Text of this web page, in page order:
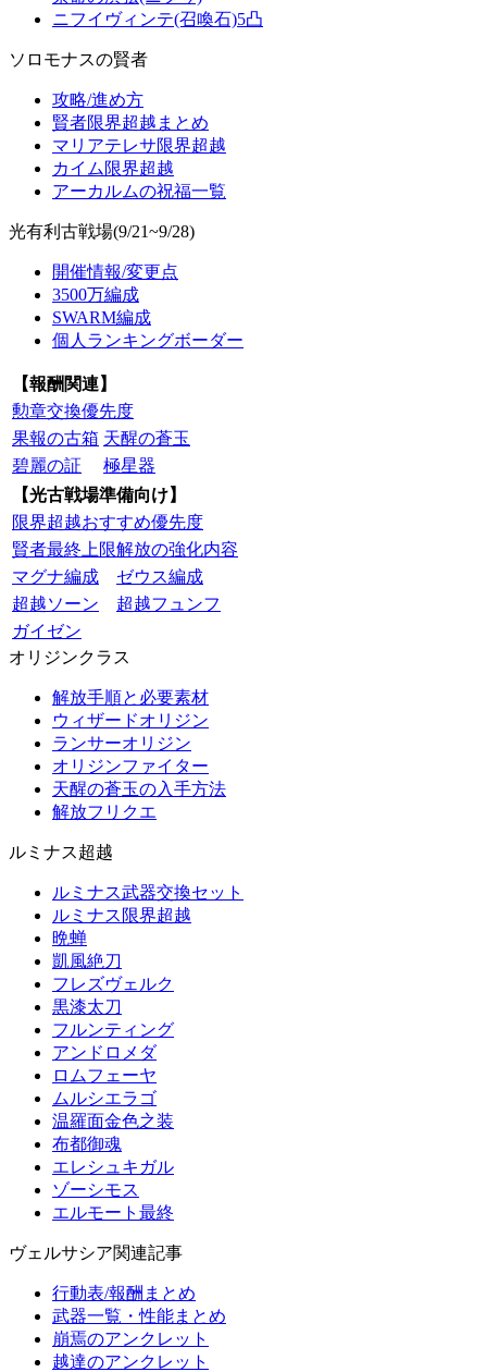
ニフイヴィンテ(召喚石)5凸
ソロモナスの賢者
攻略/進め方
賢者限界超越まとめ
マリアテレサ限界超越
カイム限界超越
アーカルムの祝福一覧
光有利古戦場(9/21~9/28)
開催情報/変更点
3500万編成
SWARM編成
個人ランキングボーダー
【報酬関連】
勲章交換優先度
果報の古箱 天醒の蒼玉
碧麗の証
極星器
【光古戦場準備向け】
限界超越おすすめ優先度
賢者最終上限解放の強化内容
マグナ編成
ゼウス編成
超越ソーン
超越フュンフ
ガイゼン
オリジンクラス
解放手順と必要素材
ウィザードオリジン
ランサーオリジン
オリジンファイター
天醒の蒼玉の入手方法
解放フリクエ
ルミナス超越
ルミナス武器交換セット
ルミナス限界超越
晩蝉
凱風絶刀
フレズヴェルク
黒漆太刀
フルンティング
アンドロメダ
ロムフェーヤ
ムルシエラゴ
温羅面金色之装
布都御魂
エレシュキガル
ゾーシモス
エルモート最終
ヴェルサシア関連記事
行動表/報酬まとめ
武器一覧・性能まとめ
崩焉のアンクレット
越達のアンクレット